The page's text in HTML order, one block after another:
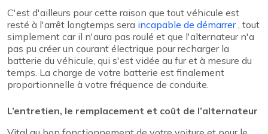
C'est d'ailleurs pour cette raison que tout véhicule est
resté à l'arrêt longtemps sera incapable de démarrer, tout
simplement car il n'aura pas roulé et que l'alternateur n'a
pas pu créer un courant électrique pour recharger la
batterie du véhicule, qui s'est vidée au fur et à mesure du
temps. La charge de votre batterie est finalement
proportionnelle à votre fréquence de conduite.
L’entretien, le remplacement et coût de l’alternateur